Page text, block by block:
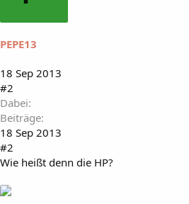
PEPE13
18 Sep 2013
#2
Dabei
Beiträge
18 Sep 2013
#2
Wie heißt denn die HP?